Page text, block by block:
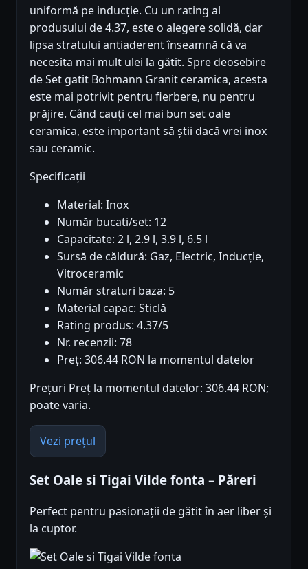
uniformă pe inducție. Cu un rating al
produsului de 4.37, este o alegere solidă, dar
lipsa stratului antiaderent înseamnă că va
necesita mai mult ulei la gătit. Spre deosebire
de Set gatit Bohmann Granit ceramica, acesta
este mai potrivit pentru fierbere, nu pentru
prăjire. Când cauți cel mai bun set oale
ceramica, este important să știi dacă vrei inox
sau ceramic.
Specificații
Material: Inox
Număr bucati/set: 12
Capacitate: 2 l, 2.9 l, 3.9 l, 6.5 l
Sursă de căldură: Gaz, Electric, Inducție,
Vitroceramic
Număr straturi baza: 5
Material capac: Sticlă
Rating produs: 4.37/5
Nr. recenzii: 78
Preț: 306.44 RON la momentul datelor
Prețuri Preț la momentul datelor: 306.44 RON;
poate varia.
Vezi prețul
Set Oale si Tigai Vilde fonta – Păreri
Perfect pentru pasionații de gătit în aer liber și
la cuptor.